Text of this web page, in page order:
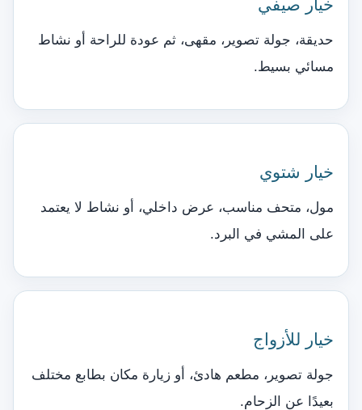
خيار صيفي
حديقة، جولة تصوير، مقهى، ثم عودة للراحة أو نشاط
مسائي بسيط.
خيار شتوي
مول، متحف مناسب، عرض داخلي، أو نشاط لا يعتمد
على المشي في البرد.
خيار للأزواج
جولة تصوير، مطعم هادئ، أو زيارة مكان بطابع مختلف
بعيدًا عن الزحام.